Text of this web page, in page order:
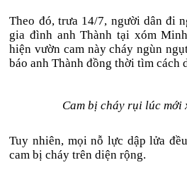
Theo đó, trưa 14/7, người dân đi
gia đình anh Thành tại xóm
hiện vườn cam này cháy ngùn
báo anh Thành đồng thời tìm cách
Cam bị cháy rụi lúc mới
Tuy nhiên, mọi nỗ lực dập lửa
cam bị cháy trên diện rộng.